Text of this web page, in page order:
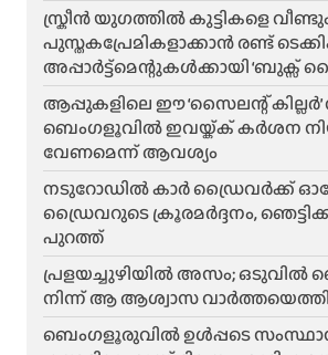
സ്ക്രീൻ യുഗത്തിൽ കുട്ടികളെ
പുസ്തകപ്രേമികളാക്കാൻ രണ്ട്
അപ്പാർട്ട്മെന്റുകൾക്കായി ‘ബുക്സ്
ആപ്പുകളിലെ ഈ ‘സൈലന്റ് കില്ലർ’
ബെംഗളൂവിൽ ഇവയ്ക്ക് കർശന
വേണമെന്ന് ആവശ്യം
നടുറോഡിൽ കാർ ഡ്രൈവർക്ക്
ഡ്രൈവറുടെ ക്രൂരമർദ്ദനം,
പുറത്ത്
പ്രളയച്ചുഴിയിൽ അസം; ഒടുവിൽ
നിന്ന് ആ ആശ്വാസ
ബെംഗളൂരുവിൽ ഉൾപ്പടെ